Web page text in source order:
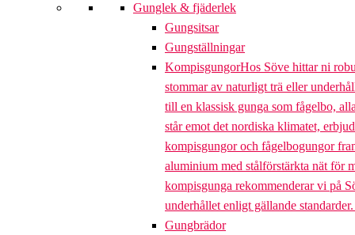
Gunglek & fjäderlek
Gungsitsar
Gungställningar
KompisgungorHos Söve hittar ni
stommar av naturligt trä eller
till en klassisk gunga som fågelbo,
står emot det nordiska klimatet,
kompisgungor och fågelbogungor
aluminium med stålförstärkta nät för
kompisgunga rekommenderar vi på
underhållet enligt gällande
Gungbrädor